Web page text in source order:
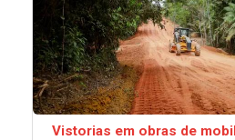
Vistorias em obras de